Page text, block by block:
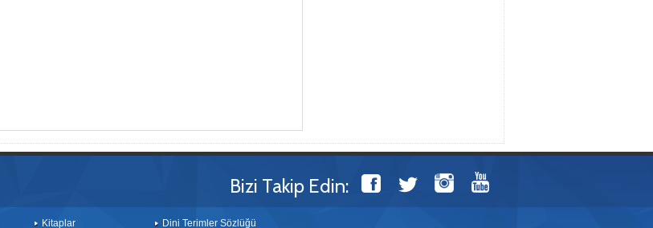
Bizi Takip Edin:
Kitaplar Dini Terimler Sözlüğü